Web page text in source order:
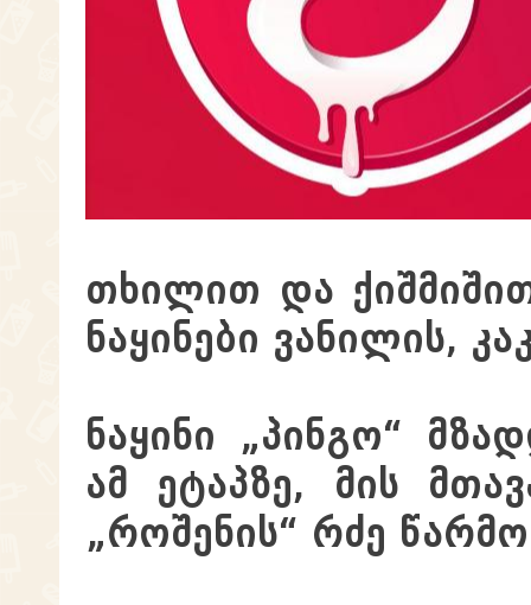
თხილით და
ნაყინები ვანილის,
ნაყინი „პინგო“
ამ ეტაპზე, მის
„როშენის“ რძე